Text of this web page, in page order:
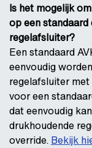
Is het mogelijk
op een
regelafsluiter?
Een standaard
eenvoudig
regelafsluiter
voor een
dat eenvoudig
drukhoudende
override. Bekijk